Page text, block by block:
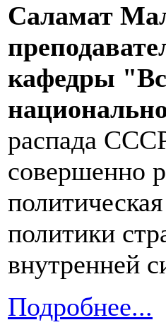
Саламат
кафедры
распада
совершенно
политики
внутренней
Подробнее...